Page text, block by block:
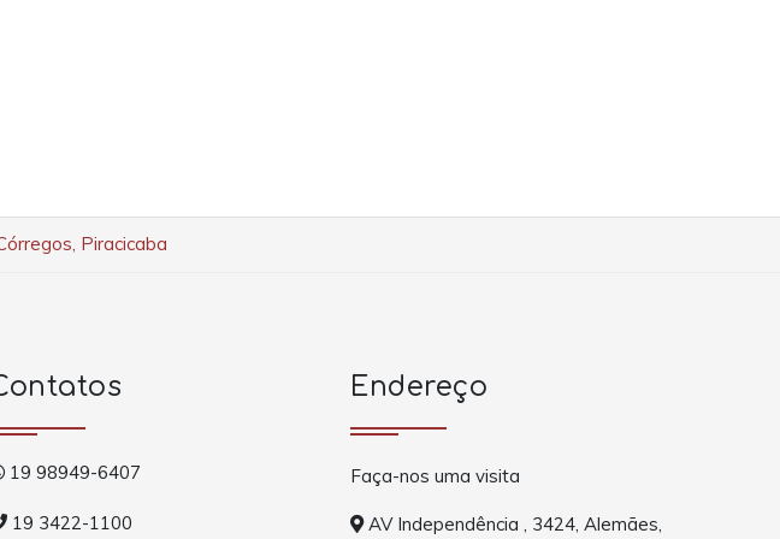
Piracicaba
19 98949-6407
19 3422-1100
Endereço
Faça-nos uma visita
AV Independência , 3424, Alemães,